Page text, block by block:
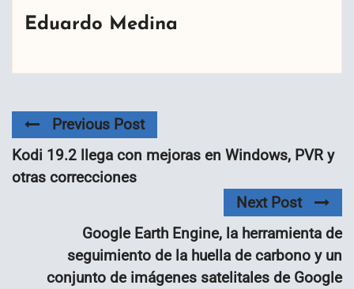
Eduardo Medina
Previous Post
Kodi 19.2 llega con mejoras en Windows, PVR y
otras correcciones
Next Post
Google Earth Engine, la herramienta de
seguimiento de la huella de carbono y un
conjunto de imágenes satelitales de Google